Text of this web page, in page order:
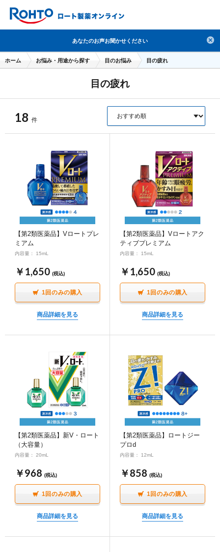
人気のキーワードで検索
目薬 ロートV5 日焼け止め 熱中症対策
オバジ
ハイドロキノン レチノール
冬虫夏草
ヘリオホワイト 制汗剤 数量限定
ブランドから探す 使用用途から探す
成分から探す 注目の商品 を見る
ポイント交換品 を見る お問い合わせ
検索
ログイン / 新規会員登録
∟ 美容サプリメント
美容・スキンケア
∟ スキンケア
∟ メイク
∟ 美容サプリメント
医薬品・目薬
おトクなロート定期便
ポイントを貯める
ジャーナル (美容情報・健康情報・読み物)
スタッフのお気に入り
ロート製薬の想い
ご案内
お問い合わせ
ご利用ガイド
個人情報の取り扱い
医薬品の販売に関する表示
特定商取引に関する法律に基づく表記
ご利用環境
サイトマップ
あなたのお声お聞かせください
ホーム お悩み・用途から探す 目のお悩み 目の疲れ
目の疲れ
18 件
【第2類医薬品】Vロートプレ
ミアム
内容量： 15mL
￥1,650 (税込)
1回のみの購入
商品詳細を見る
【第2類医薬品】Vロートアク
ティブプレミアム
内容量： 15mL
￥1,650 (税込)
1回のみの購入
商品詳細を見る
【第2類医薬品】新V・ロート
（大容量）
内容量： 20mL
￥968 (税込)
1回のみの購入
商品詳細を見る
【第2類医薬品】ロートジー
プロd
内容量： 12mL
￥858 (税込)
1回のみの購入
商品詳細を見る